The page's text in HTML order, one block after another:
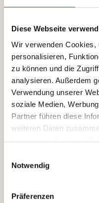
Diese Webseite
Wir verwenden Cookies,
personalisieren,
zu können und die
analysieren. Außerdem
Verwendung unserer
soziale Medien,
Partner führen diese
weiteren Daten
Notwendig
Präferenzen
Ihre
langjährige
Die Besonderheit
Trainingstherapie